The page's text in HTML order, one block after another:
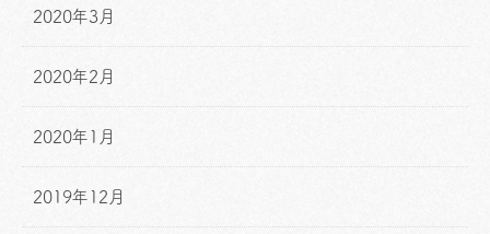
2020年3月
2020年2月
2020年1月
2019年12月